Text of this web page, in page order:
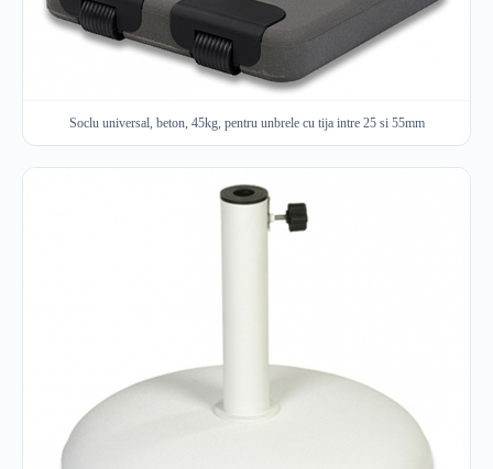
Soclu universal, beton, 45kg, pentru unbrele cu tija intre 25 si 55mm